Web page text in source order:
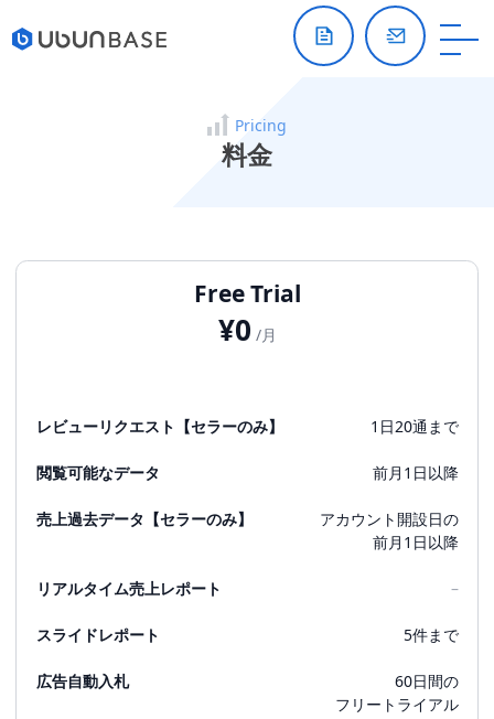
Pricing
料金
Free Trial
¥0 /月
レビューリクエスト【セラーのみ】 1日20通まで
閲覧可能なデータ 前月1日以降
売上過去データ【セラーのみ】
アカウント開設日の
前月1日以降
リアルタイム売上レポート –
スライドレポート 5件まで
広告自動入札
60日間の
フリートライアル